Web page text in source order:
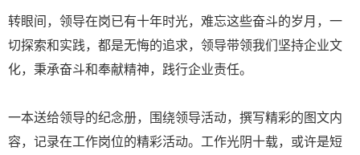
转眼间，领导在岗已有十年时光，难忘这些奋斗的岁月，一
切探索和实践，都是无悔的追求，领导带领我们坚持企业文
化，秉承奋斗和奉献精神，践行企业责任。
一本送给领导的纪念册，围绕领导活动，撰写精彩的图文内
容，记录在工作岗位的精彩活动。工作光阴十载，或许是短